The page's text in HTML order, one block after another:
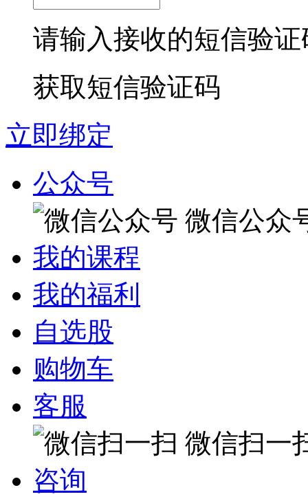
请输入接收的短信验证
获取短信验证码
立即绑定
公众号
微信公众
我的课程
我的福利
自选股
购物车
客服
微信扫一
咨询